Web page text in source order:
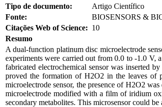
Tipo de documento:
Artigo Científico
Fonte:
BIOSENSORS &
Citações Web of Science: 10
Resumo
A dual-function platinum disc microelectrode
experiments were carried out from 0.0 to -1.0 V,
fabricated electrochemical sensor was inserted
proved the formation of H2O2 in the leaves of
microelectrode sensor, the presence of H2O2
microelectrode modified with a film of iridium
secondary metabolites. This microsensor could